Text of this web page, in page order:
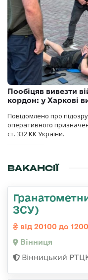
Пообіцяв вивезти
кордон: у Харкові
Повідомлено про
оперативного
ст. 332 КК України.
ВАКАНСІЇ
ЗСУ)
від 20100 до
Вінниця
Вінницький